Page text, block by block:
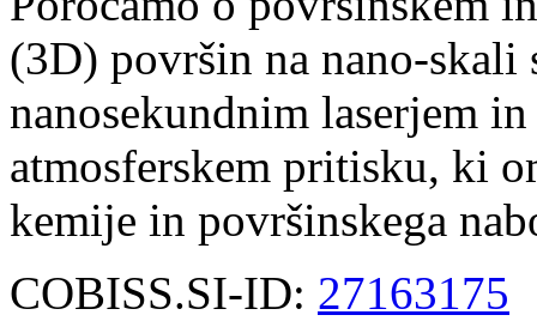
(3D) površin na nano-skali
nanosekundnim laserjem
atmosferskem pritisku, ki
kemije in površinskega
COBISS.SI-ID: 27163175